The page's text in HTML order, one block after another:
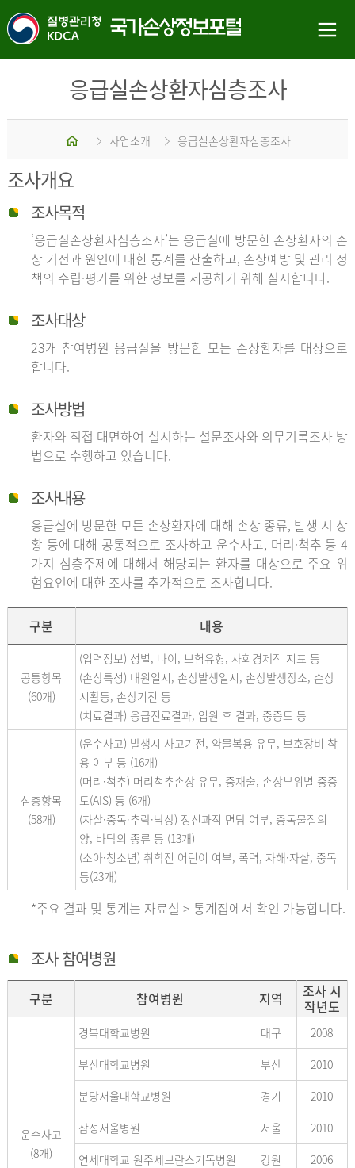
응급실손상환자심층조사
홈 사업소개 응급실손상환자심층조사
조사개요
조사목적
‘응급실손상환자심층조사’는 응급실에 방문한 손상환자의 손
상 기전과 원인에 대한 통계를 산출하고, 손상예방 및 관리 정
책의 수립·평가를 위한 정보를 제공하기 위해 실시합니다.
조사대상
23개 참여병원 응급실을 방문한 모든 손상환자를 대상으로
합니다.
조사방법
환자와 직접 대면하여 실시하는 설문조사와 의무기록조사 방
법으로 수행하고 있습니다.
조사내용
응급실에 방문한 모든 손상환자에 대해 손상 종류, 발생 시 상
황 등에 대해 공통적으로 조사하고 운수사고, 머리·척추 등 4
가지 심층주제에 대해서 해당되는 환자를 대상으로 주요 위
험요인에 대한 조사를 추가적으로 조사합니다.
구분 내용
공통항목
(60개)
(입력정보) 성별, 나이, 보험유형, 사회경제적 지표 등
(손상특성) 내원일시, 손상발생일시, 손상발생장소, 손상
시활동, 손상기전 등
(치료결과) 응급진료결과, 입원 후 결과, 중증도 등
심층항목
(58개)
(운수사고) 발생시 사고기전, 약물복용 유무, 보호장비 착
용 여부 등 (16개)
(머리·척추) 머리척추손상 유무, 중재술, 손상부위별 중증
도(AIS) 등 (6개)
(자살·중독·추락·낙상) 정신과적 면담 여부, 중독물질의
양, 바닥의 종류 등 (13개)
(소아·청소년) 취학전 어린이 여부, 폭력, 자해·자살, 중독
등(23개)
*주요 결과 및 통계는 자료실 > 통계집에서 확인 가능합니다.
조사 참여병원
구분 참여병원 지역
조사 시
작년도
운수사고
(8개)
경북대학교병원 대구
2008
부산대학교병원
부산
2010
분당서울대학교병원
경기
2010
삼성서울병원
서울
2010
연세대학교 원주세브란스기독병원
강원
2006